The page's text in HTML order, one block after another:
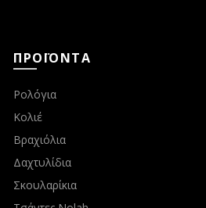
ΠΡΟΪΟΝΤΑ
Ρολόγια
Κολιέ
Βραχιόλια
Δαχτυλίδια
Σκουλαρίκια